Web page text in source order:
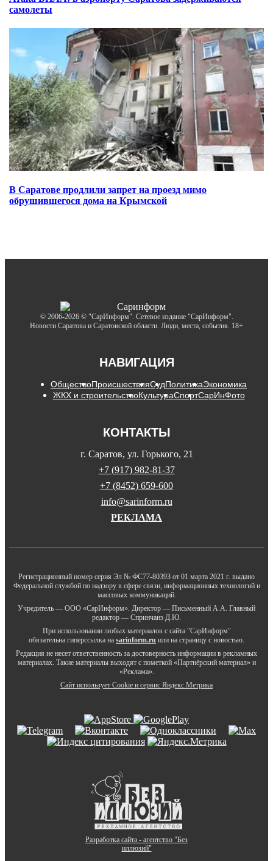
самолеты
В Саратове продлили запрет на проезд мимо
обрушившегося дома на Крымской
© 2006-2026 © "СарИнформ". Сетевое издание "СарИнформ".
Новости Саратова и Саратовской области. Люди, места, события. 18+
НАВИГАЦИЯ
ОбществоПроисшествияСудПолитикаЭкономика
ЖКХ и строительствоКультураСпортСарИнФото
КОНТАКТЫ
г. Саратов, ул. Горького, 21
+7 (917) 982-81-37
+7 (8452) 659-600
info@sarinform.ru
РЕКЛАМА
Регистрационный номер серия Эл № ФС77-80393 от 01 марта 2021 г. выдано
Федеральной службой по надзору в сфере связи, информационных технологий и
массовых коммуникаций.
Учредитель — ООО «СарИнформ». Директор — Письменный А.А. Главный
редактор — Спринчанэ Д.Ю.
При использовании любых материалов с сайта "СарИнформ"
обязательна гиперссылка на sarinform.ru или на страницу с новостью.
Редакция не несет ответственность за достоверность информации в рекламных
материалах. Такие материалы выходят с пометкой «Партнёрский материал» и
«Реклама».
Сайт использует Cookie и сервиc Яндекс.Метрика
Разработка сайта - агентство "Без
иллюзий"